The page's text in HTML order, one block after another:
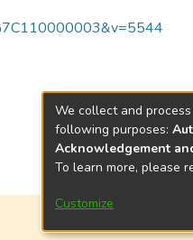
We collect and
following purposes:
Acknowledgement
To learn more, please
Customize